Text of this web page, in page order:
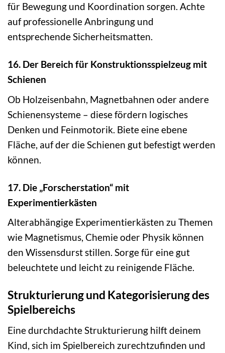
für Bewegung und Koordination sorgen. Achte
auf professionelle Anbringung und
entsprechende Sicherheitsmatten.
16. Der Bereich für Konstruktionsspielzeug mit
Schienen
Ob Holzeisenbahn, Magnetbahnen oder andere
Schienensysteme – diese fördern logisches
Denken und Feinmotorik. Biete eine ebene
Fläche, auf der die Schienen gut befestigt werden
können.
17. Die „Forscherstation“ mit
Experimentierkästen
Alterabhängige Experimentierkästen zu Themen
wie Magnetismus, Chemie oder Physik können
den Wissensdurst stillen. Sorge für eine gut
beleuchtete und leicht zu reinigende Fläche.
Strukturierung und Kategorisierung des
Spielbereichs
Eine durchdachte Strukturierung hilft deinem
Kind, sich im Spielbereich zurechtzufinden und